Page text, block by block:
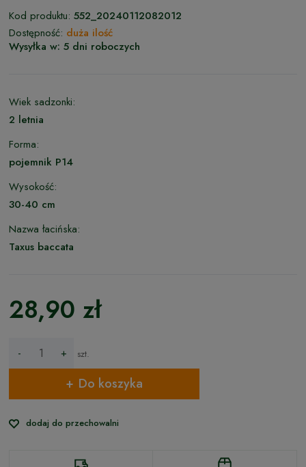
Kod produktu: 552_20240112082012
Dostępność: duża ilość
Wysyłka w: 5 dni roboczych
Wiek sadzonki:
2 letnia
Forma:
pojemnik P14
Wysokość:
30-40 cm
Nazwa łacińska:
Taxus baccata
28,90 zł
- + szt.
Do koszyka
dodaj do przechowalni